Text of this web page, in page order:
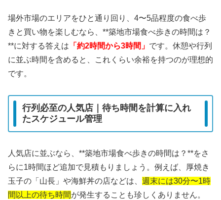
場外市場のエリアをひと通り回り、4〜5品程度の食べ歩
きと買い物を楽しむなら、**築地市場食べ歩きの時間は？
**に対する答えは 「約2時間から3時間」 です。休憩や行列
に並ぶ時間を含めると、これくらい余裕を持つのが理想的
です。
行列必至の人気店｜待ち時間を計算に入れ
たスケジュール管理
人気店に並ぶなら、**築地市場食べ歩きの時間は？**をさ
らに1時間ほど追加で見積もりましょう。例えば、厚焼き
玉子の「山長」や海鮮丼の店などは、 週末には30分〜1時
間以上の待ち時間が発生することも珍しくありません。